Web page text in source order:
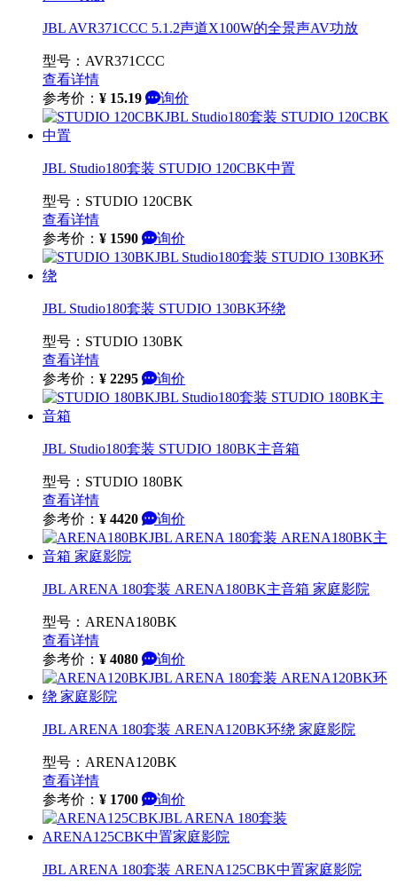
JBL AVR371CCC 5.1.2声道X100W的全景声AV功放
型号：AVR371CCC
查看详情
参考价： ¥ 15.19 询价
JBL Studio180套装 STUDIO 120CBK中置
型号：STUDIO 120CBK
查看详情
参考价： ¥ 1590 询价
JBL Studio180套装 STUDIO 130BK环绕
型号：STUDIO 130BK
查看详情
参考价： ¥ 2295 询价
JBL Studio180套装 STUDIO 180BK主音箱
型号：STUDIO 180BK
查看详情
参考价： ¥ 4420 询价
JBL ARENA 180套装 ARENA180BK主音箱 家庭影院
型号：ARENA180BK
查看详情
参考价： ¥ 4080 询价
JBL ARENA 180套装 ARENA120BK环绕 家庭影院
型号：ARENA120BK
查看详情
参考价： ¥ 1700 询价
JBL ARENA 180套装 ARENA125CBK中置家庭影院